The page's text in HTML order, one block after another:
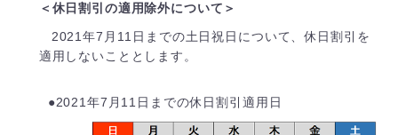
＜休日割引の適用除外について＞
2021年7月11日までの土日祝日について、休日割引を
適用しないこととします。
●2021年7月11日までの休日割引適用日